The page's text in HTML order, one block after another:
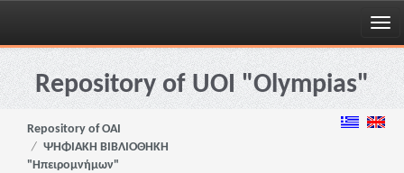
Skip
navigationRepository of UOI "Olympias"
Repository of OAI
ΨΗΦΙΑΚΗ ΒΙΒΛΙΟΘΗΚΗ
"Ηπειρομνήμων"